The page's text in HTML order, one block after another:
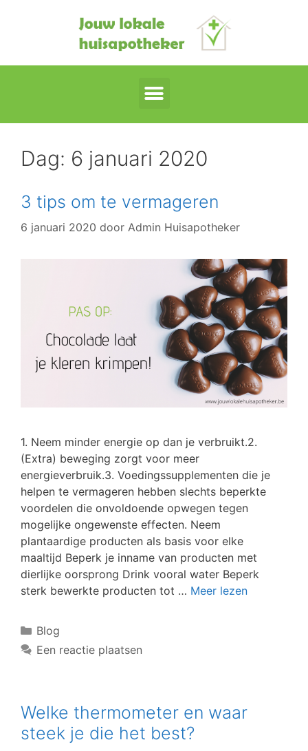
Dag: 6 januari 2020
3 tips om te vermageren
6 januari 2020 door Admin Huisapotheker
1. Neem minder energie op dan je verbruikt.2.
(Extra) beweging zorgt voor meer
energieverbruik.3. Voedingssupplementen die je
helpen te vermageren hebben slechts beperkte
voordelen die onvoldoende opwegen tegen
mogelijke ongewenste effecten. Neem
plantaardige producten als basis voor elke
maaltijd Beperk je inname van producten met
dierlijke oorsprong Drink vooral water Beperk
sterk bewerkte producten tot … Meer lezen
Blog
Een reactie plaatsen
Welke thermometer en waar
steek je die het best?